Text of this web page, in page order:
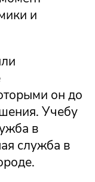
и
он до
Учебу
в
служба в